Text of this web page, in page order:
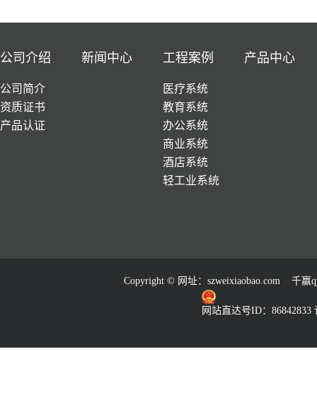
公司介绍
公司简介
资质证书
产品认证
新闻中心 工程案例
医疗系统
教育系统
办公系统
商业系统
酒店系统
轻工业系统
产品中心
Copyright © 网址： szweixiaobao.com 千赢
网站直达号ID：